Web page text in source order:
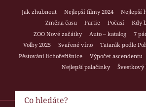
Jak zhubnout Nejlepší filmy 2024 Nejlepší
Změna času
Partie Počasí
Kdy
ZOO Nové začátky
Auto – katalog
7
Volby 2025
Svařené víno Tatarák podle
Pěstování lichořeřišnice
Výpočet ascendentu
Nejlepší palačinky
Švestkový